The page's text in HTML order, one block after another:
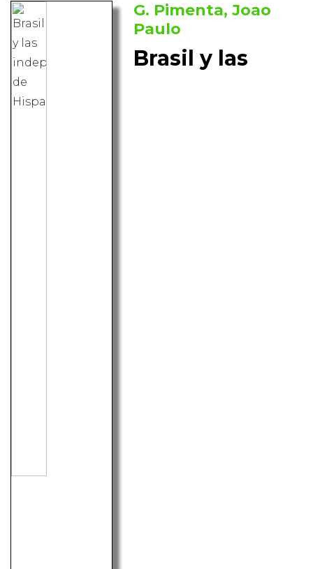
G. Pimenta, Joao
Paulo
Brasil y las